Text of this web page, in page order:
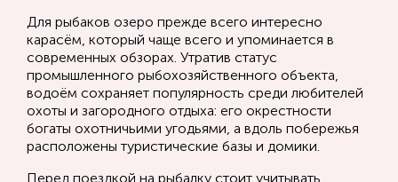
Для рыбаков озеро прежде всего интересно
карасём, который чаще всего и упоминается в
современных обзорах. Утратив статус
промышленного рыбохозяйственного объекта,
водоём сохраняет популярность среди любителей
охоты и загородного отдыха: его окрестности
богаты охотничьими угодьями, а вдоль побережья
расположены туристические базы и домики.
Перед поездкой на рыбалку стоит учитывать